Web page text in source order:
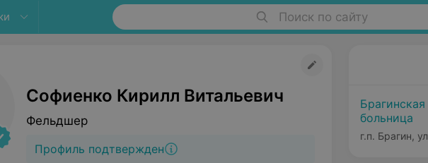
Поиск по сайту
Софиенко Кирилл Витальевич
Фельдшер
Профиль подтвержден
больница
г.п. Брагин,